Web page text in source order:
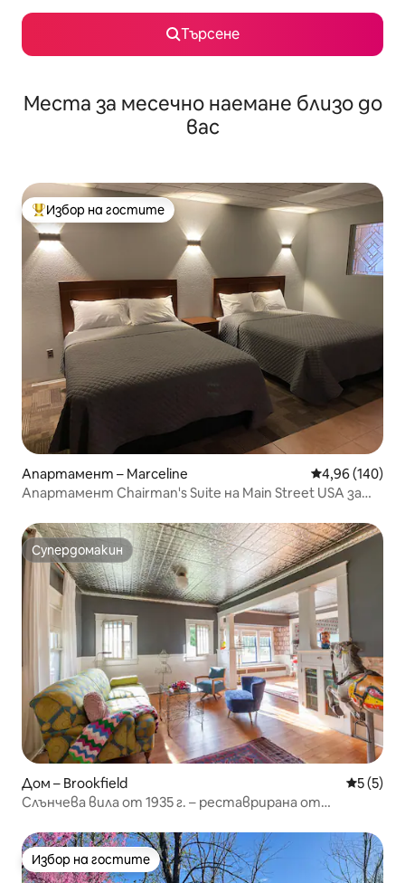
Търсене
Места за месечно наемане близо до
вас
Най-популярен избор на гостите
Избор на гостите
Апартамент – Marceline Средна
4,96 (140)
Апартамент Chairman's Suite на Main Street USA за
Супердомакин
Супердомакин
Дом – Brookfield Средна
5 (5)
Слънчева вила от 1935 г. – реставрирана от
Избор на гостите
Избор на гостите